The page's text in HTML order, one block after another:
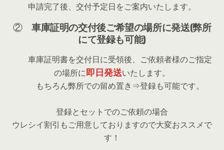
申請完了後、交付予定日をご案内いたします。
② 車庫証明の交付後ご希望の場所に発送(弊所
にて登録も可能)
車庫証明書を交付日に受領後、ご依頼者様のご指定
の場所に即日発送いたします。
もちろん弊所での留め置き⇒登録も可能です。
登録とセットでのご依頼の場合
ウレシイ割引もご用意しておりますので大変おススメで
す！